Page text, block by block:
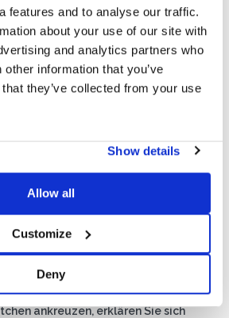
features and to analyse our traffic.
about your use of our site with
and analytics partners who
information that you’ve
they’ve collected from your use
Show details
Allow all
Customize
Deny
meiner Daten gemäß den
ankreuzen, erklären Sie sich